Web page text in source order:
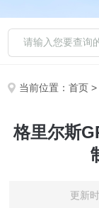
当前位置：首页
格里尔斯
更新